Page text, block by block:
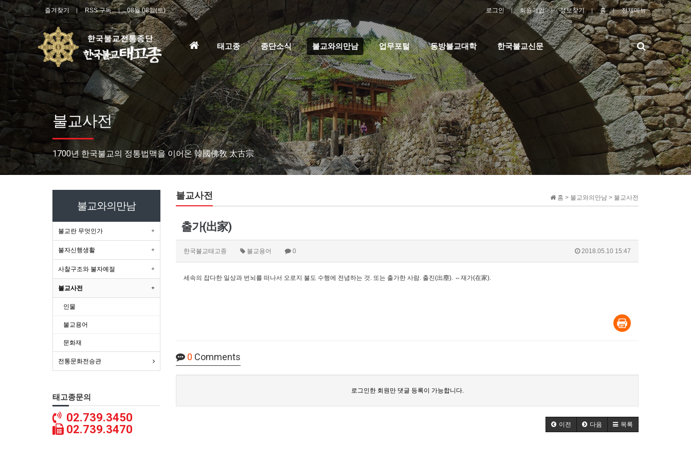
즐겨찾기 RSS 구독 08월 08일(토) 로그인 회원가입 정보찾기 홈 전체메뉴
홈
태고종 종단소식 불교와의만남 업무포털 동방불교대학 한국불교신문
검
색
불교사전
1700년 한국불교의 정통법맥을 이어온 韓國佛敎 太古宗
홈 > 불교와의만남 > 불교사전
불교사전
출가(出家)
한국불교태고종 불교용어 0 2018.05.10 15:47
세속의 잡다한 일상과 번뇌를 떠나서 오로지 불도 수행에 전념하는 것. 또는 출가한 사람. 출진(出塵). ⇔재가(在家).
0 Comments
로그인한 회원만 댓글 등록이 가능합니다.
이전 다음 목록
불교와의만남
불교란 무엇인가
불자신행생활
사찰구조와 불자예절
불교사전
인물
불교용어
문화재
전통문화전승관
태고종문의
02.739.3450
02.739.3470